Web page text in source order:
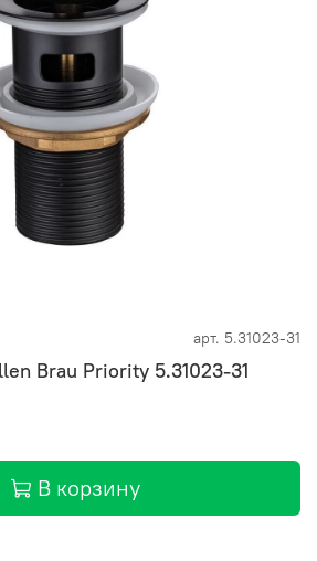
арт. 5.31023-31
Brau Priority 5.31023-31
В корзину